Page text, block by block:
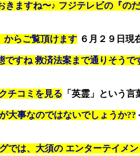
きますね〜♪ フジテレビの『の
からご覧頂けます ６月２９日現
ですね 救済法案まで通りそうで
チコミを見る 「英霊」という言
大事なのではないでしょうか??
では、大須の エンターテイメ